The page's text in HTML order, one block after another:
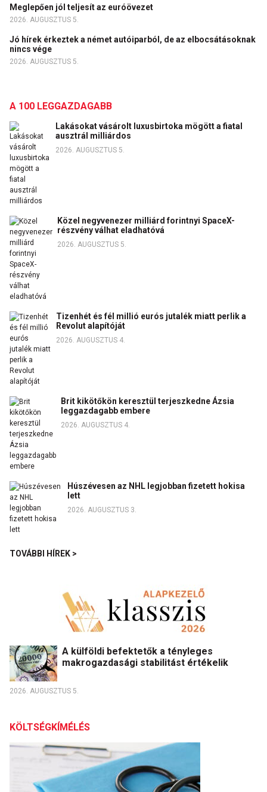
Meglepően jól teljesít az euróövezet
2026. AUGUSZTUS 5.
Jó hírek érkeztek a német autóiparból, de az elbocsátásoknak
nincs vége
2026. AUGUSZTUS 5.
A 100 LEGGAZDAGABB
Lakásokat vásárolt luxusbirtoka mögött a fiatal
ausztrál milliárdos
2026. AUGUSZTUS 5.
Közel negyvenezer milliárd forintnyi SpaceX-
részvény válhat eladhatóvá
2026. AUGUSZTUS 5.
Tizenhét és fél millió eurós jutalék miatt perlik a
Revolut alapítóját
2026. AUGUSZTUS 4.
Brit kikötőkön keresztül terjeszkedne Ázsia
leggazdagabb embere
2026. AUGUSZTUS 4.
Húszévesen az NHL legjobban fizetett hokisa
lett
2026. AUGUSZTUS 3.
TOVÁBBI HÍREK >
A külföldi befektetők a tényleges
makrogazdasági stabilitást értékelik
2026. AUGUSZTUS 5.
KÖLTSÉGKÍMÉLÉS